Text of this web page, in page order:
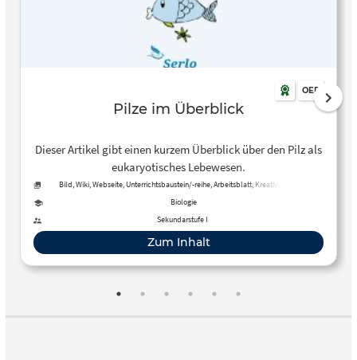
OER
Pilze im Überblick
Dieser Artikel gibt einen kurzem Überblick über den Pilz als
eukaryotisches Lebewesen.
Bild, Wiki, Webseite, Unterrichtsbaustein/-reihe, Arbeitsblatt, Kreative, offene
Biologie
Sekundarstufe I
Zum Inhalt